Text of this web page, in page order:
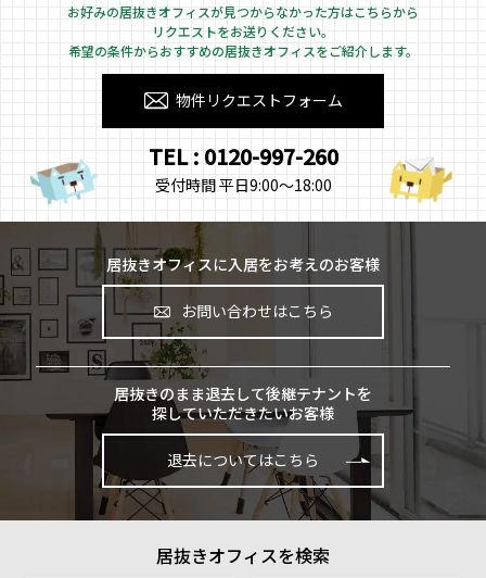
お好みの居抜きオフィスが見つからなかった方はこちらから
リクエストをお送りください。
希望の条件からおすすめの居抜きオフィスをご紹介します。
物件リクエストフォーム
TEL : 0120-997-260
受付時間 平日9:00～18:00
居抜きオフィスに入居をお考えのお客様
お問い合わせはこちら
居抜きのまま退去して後継テナントを
探していただきたいお客様
退去についてはこちら
居抜きオフィスを検索